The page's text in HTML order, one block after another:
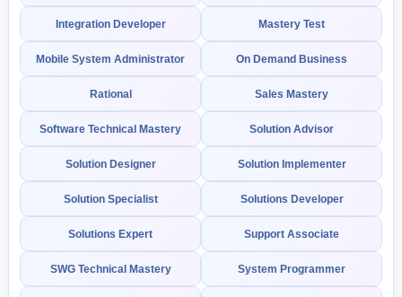
Integration Developer Mastery Test
Mobile System Administrator On Demand Business
Rational Sales Mastery
Software Technical Mastery Solution Advisor
Solution Designer Solution Implementer
Solution Specialist Solutions Developer
Solutions Expert Support Associate
SWG Technical Mastery System Programmer